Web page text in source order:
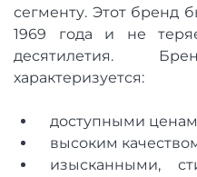
сегменту. Этот бренд
1969 года и не
десятилетия.
характеризуется:
доступными
высоким
изысканными,